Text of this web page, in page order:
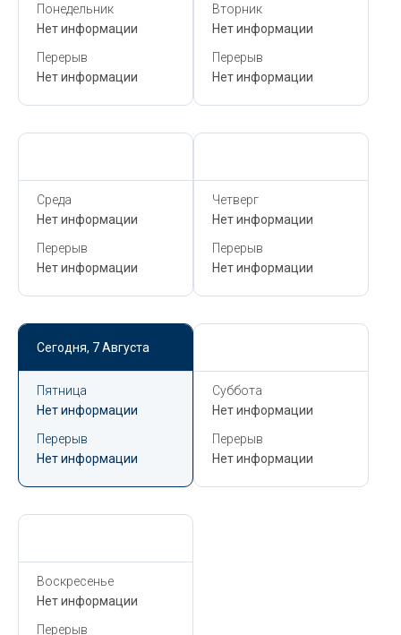
Понедельник
Нет информации
Перерыв
Нет информации
Вторник
Нет информации
Перерыв
Нет информации
Среда
Нет информации
Перерыв
Нет информации
Четверг
Нет информации
Перерыв
Нет информации
Сегодня, 7 Августа
Пятница
Нет информации
Перерыв
Нет информации
Суббота
Нет информации
Перерыв
Нет информации
Воскресенье
Нет информации
Перерыв